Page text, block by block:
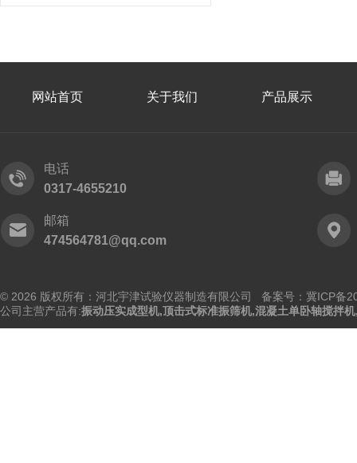
网站首页 关于我们 产品展示
电话
0317-4655210
邮箱
474564781@qq.com
© 2026 版权所有：河北宇津试验仪器制造有限公司 备案号：冀ICP备
公司主营产品有:振动压实成型机,顶击式标准振筛机,混凝土单卧轴搅拌机